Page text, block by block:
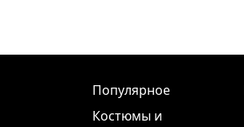
Популярное
Костюмы и